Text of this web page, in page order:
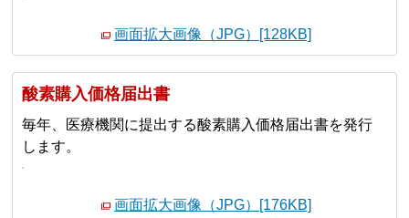
画面拡大画像（JPG）[128KB]
酸素購入価格届出書
毎年、医療機関に提出する酸素購入価格届出書を発行
します。
画面拡大画像（JPG）[176KB]